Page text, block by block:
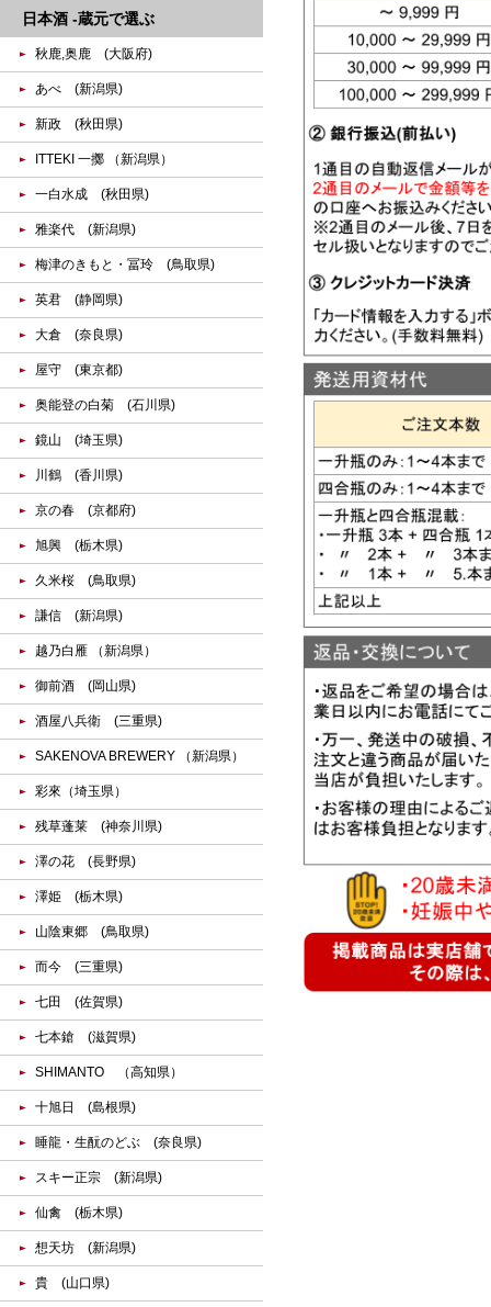
日本酒 -蔵元で選ぶ
秋鹿,奥鹿 (大阪府)
あべ (新潟県)
新政 (秋田県)
ITTEKI 一擲 （新潟県）
一白水成 (秋田県)
雅楽代 (新潟県)
梅津のきもと・冨玲 (鳥取県)
英君 (静岡県)
大倉 (奈良県)
屋守 (東京都)
奥能登の白菊 (石川県)
鏡山 (埼玉県)
川鶴 (香川県)
京の春 (京都府)
旭興 (栃木県)
久米桜 (鳥取県)
謙信 (新潟県)
越乃白雁 （新潟県）
御前酒 (岡山県)
酒屋八兵衛 (三重県)
SAKENOVA BREWERY （新潟県）
彩來（埼玉県）
残草蓬莱 (神奈川県)
澤の花 (長野県)
澤姫 (栃木県)
山陰東郷 (鳥取県)
而今 (三重県)
七田 (佐賀県)
七本鎗 (滋賀県)
SHIMANTO （高知県）
十旭日 (島根県)
睡龍・生酛のどぶ (奈良県)
スキー正宗 (新潟県)
仙禽 (栃木県)
想天坊 (新潟県)
貴 (山口県)